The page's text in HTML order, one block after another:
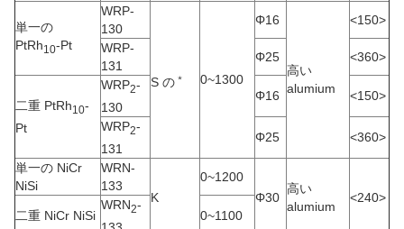
単一の
PtRh10-Pt
WRP-
130
S の ﹡ 0~1300
Φ16
高い
alumium
<150>
WRP-
131
Φ25 <360>
二重 PtRh10-
Pt
WRP2-
130
Φ16 <150>
WRP2-
131
Φ25 <360>
単一の NiCr
NiSi
WRN-
133
K
0~1200
Φ30
高い
alumium
<240>
二重 NiCr NiSi
WRN2-
0~1100